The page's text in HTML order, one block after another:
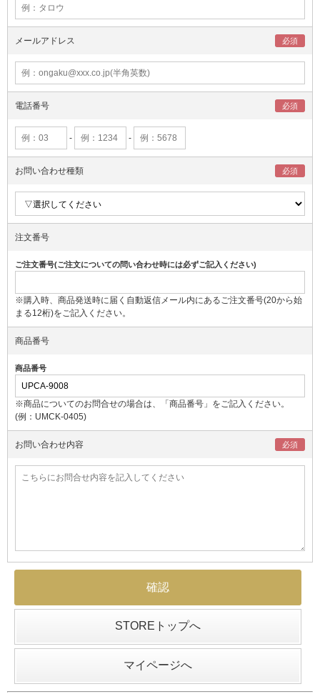
メールアドレス
電話番号
- -
お問い合わせ種類
注文番号
ご注文番号(ご注文についての問い合わせ時には必ずご記入ください)
※購入時、商品発送時に届く自動返信メール内にあるご注文番号(20から始
まる12桁)をご記入ください。
商品番号
商品番号
※商品についてのお問合せの場合は、「商品番号」をご記入ください。
(例：UMCK-0405)
お問い合わせ内容
STOREトップへ
マイページへ